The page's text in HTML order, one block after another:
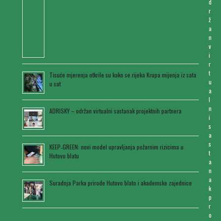
Tisuće mjerenja otkrile su kako se rijeka Krupa mijenja iz sata
u sat
ADRISKY – održan virtualni sastanak projektnih partnera
KEEP‑GREEN: novi model upravljanja požarnim rizicima u
Hutovu blatu
Suradnja Parka prirode Hutovo blato i akademske zajednice
d
r
ž
a
n
v
i
r
t
u
a
l
n
i
s
a
s
t
a
n
a
k
p
r
o